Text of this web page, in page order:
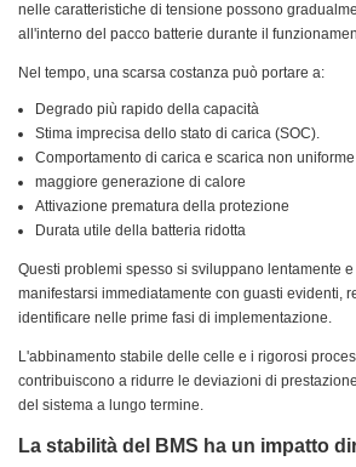
nelle caratteristiche di tensione possono
all'interno del pacco batterie durante il
Nel tempo, una scarsa costanza può portare a:
Degrado più rapido della capacità
Stima imprecisa dello stato di carica (SOC).
Comportamento di carica e scarica non uniforme
maggiore generazione di calore
Attivazione prematura della protezione
Durata utile della batteria ridotta
Questi problemi spesso si sviluppano lentamente
manifestarsi immediatamente con guasti evidenti,
identificare nelle prime fasi di implementazione.
L'abbinamento stabile delle celle e i rigorosi
contribuiscono a ridurre le deviazioni di
del sistema a lungo termine.
La stabilità del BMS ha un impatto